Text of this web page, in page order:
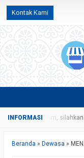
Kontak Kami
ongkos kirim, silahkan
Beranda » Dewasa »